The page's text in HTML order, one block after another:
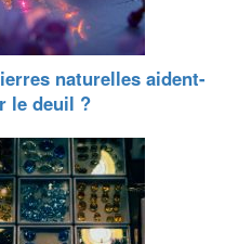
naturelles aident-
le deuil ?